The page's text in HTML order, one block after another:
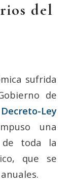
del
sufrida
de
Ley
una
de toda la
que se